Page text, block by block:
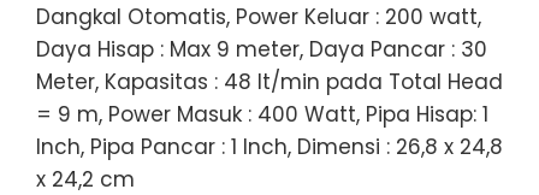
Dangkal Otomatis, Power Keluar : 200 watt,
Daya Hisap : Max 9 meter, Daya Pancar : 30
Meter, Kapasitas : 48 lt/min pada Total Head
= 9 m, Power Masuk : 400 Watt, Pipa Hisap: 1
Inch, Pipa Pancar : 1 Inch, Dimensi : 26,8 x 24,8
x 24,2 cm